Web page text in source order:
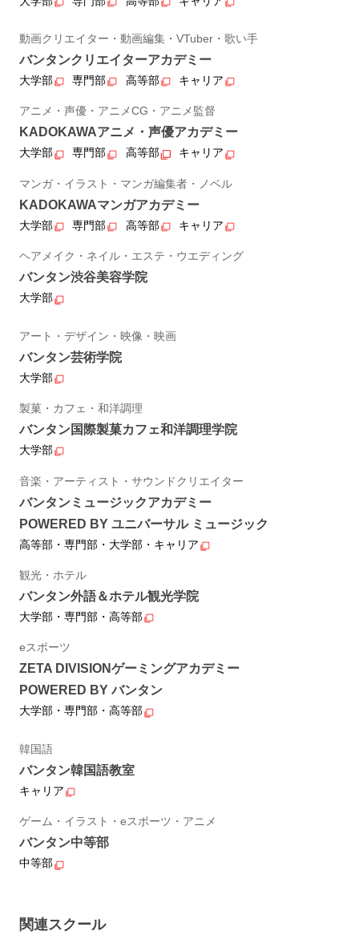
動画クリエイター・動画編集・VTuber・歌い手
バンタンクリエイターアカデミー
大学部 専門部 高等部 キャリア
アニメ・声優・アニメCG・アニメ監督
KADOKAWAアニメ・声優アカデミー
大学部 専門部 高等部 キャリア
マンガ・イラスト・マンガ編集者・ノベル
KADOKAWAマンガアカデミー
大学部 専門部 高等部 キャリア
ヘアメイク・ネイル・エステ・ウエディング
バンタン渋谷美容学院
大学部
アート・デザイン・映像・映画
バンタン芸術学院
大学部
製菓・カフェ・和洋調理
バンタン国際製菓カフェ和洋調理学院
大学部
音楽・アーティスト・サウンドクリエイター
バンタンミュージックアカデミー
POWERED BY ユニバーサル ミュージック
高等部・専門部・大学部・キャリア
観光・ホテル
バンタン外語＆ホテル観光学院
大学部・専門部・高等部
eスポーツ
ZETA DIVISIONゲーミングアカデミー
POWERED BY バンタン
大学部・専門部・高等部
韓国語
バンタン韓国語教室
キャリア
ゲーム・イラスト・eスポーツ・アニメ
バンタン中等部
中等部
関連スクール